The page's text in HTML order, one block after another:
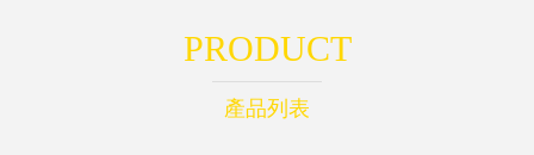
PRODUCT
產品列表